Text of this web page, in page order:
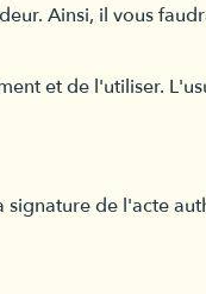
Ainsi, il vous
et de l'utiliser.
de l'acte